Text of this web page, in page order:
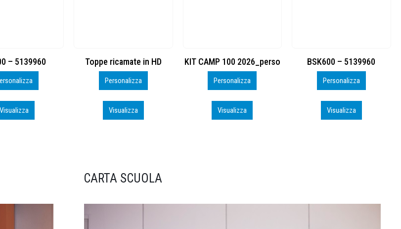
ricamate in HD
Visualizza
KIT CAMP 100 2026_perso
Personalizza
Visualizza
BSK600 – 5139960
Personalizza
Visualizza
DTF
Personalizza
Visualizza
CARTA SCUOLA